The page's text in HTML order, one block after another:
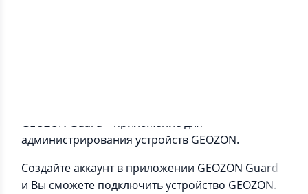
GEOZON Guard – приложение для
администрирования устройств GEOZON.
Создайте аккаунт в приложении GEOZON Guard
и Вы сможете подключить устройство GEOZON.